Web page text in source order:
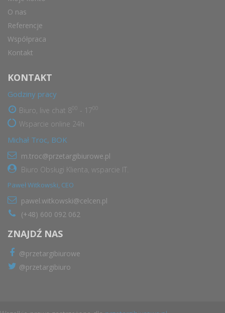
O nas
Referencje
Współpraca
Kontakt
KONTAKT
Godziny pracy
Biuro, live chat 8 - 17
Wsparcie online 24h
Michał Troc, BOK
m.troc@przetargibiurowe.pl
Biuro Obsługi Klienta, wsparcie IT.
Paweł Witkowski, CEO
pawel.witkowski@celcen.pl
(+48) 600 092 062
ZNAJDŹ NAS
@przetargibiurowe
@przetargibiuro